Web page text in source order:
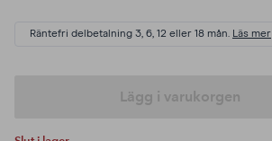
Räntefri delbetalning 3, 6, 12 eller 18 mån. Läs mer
Lägg i varukorgen